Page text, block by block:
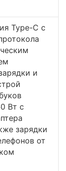
Type-C с
и
Вт с
зарядки
от